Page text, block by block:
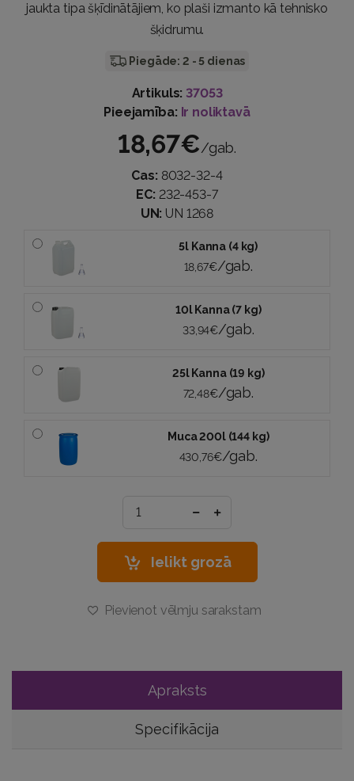
jaukta tipa šķīdinātājiem, ko plaši izmanto kā tehnisko
šķidrumu.
Piegāde: 2 - 5 dienas
Artikuls: 37053
Pieejamība: Ir noliktavā
18,67€/gab.
Cas: 8032-32-4
EC: 232-453-7
UN: UN 1268
5l Kanna (4 kg)
18,67€/gab.
10l Kanna (7 kg)
33,94€/gab.
25l Kanna (19 kg)
72,48€/gab.
Muca 200l (144 kg)
430,76€/gab.
Ielikt grozā
Pievienot vēlmju sarakstam
Apraksts
Specifikācija